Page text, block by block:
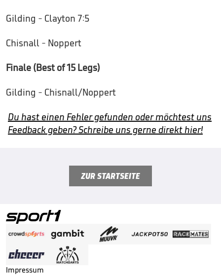
Gilding - Clayton 7:5
Chisnall - Noppert
Finale (Best of 15 Legs)
Gilding - Chisnall/Noppert
Du hast einen Fehler gefunden oder möchtest uns
Feedback geben? Schreibe uns gerne direkt hier!
ZUR STARTSEITE
Impressum